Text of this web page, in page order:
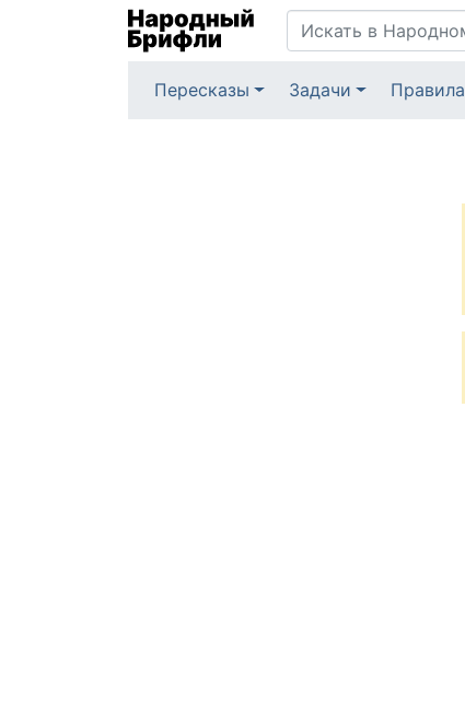
Пересказы Задачи Правила